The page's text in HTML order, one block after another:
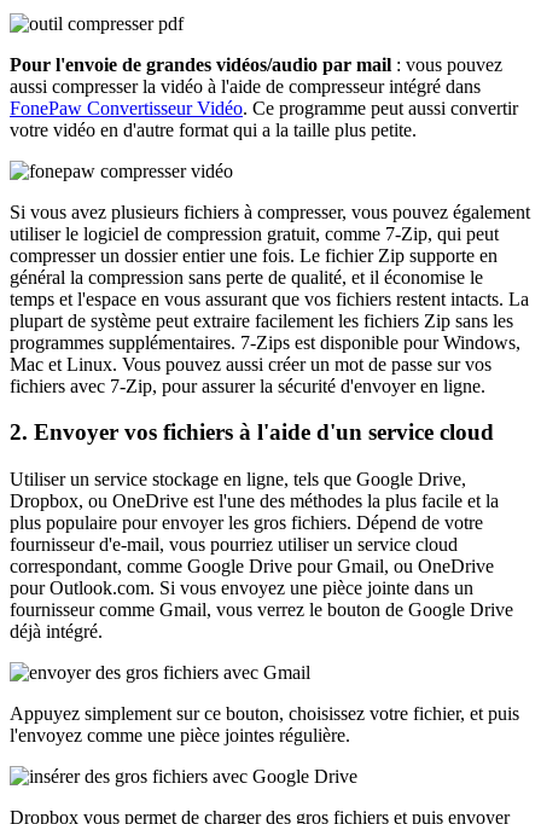
Pour l'envoie de grandes vidéos/audio par mail : vous pouvez
aussi compresser la vidéo à l'aide de compresseur intégré dans
FonePaw Convertisseur Vidéo. Ce programme peut aussi convertir
votre vidéo en d'autre format qui a la taille plus petite.
Si vous avez plusieurs fichiers à compresser, vous pouvez également
utiliser le logiciel de compression gratuit, comme 7-Zip, qui peut
compresser un dossier entier une fois. Le fichier Zip supporte en
général la compression sans perte de qualité, et il économise le
temps et l'espace en vous assurant que vos fichiers restent intacts. La
plupart de système peut extraire facilement les fichiers Zip sans les
programmes supplémentaires. 7-Zips est disponible pour Windows,
Mac et Linux. Vous pouvez aussi créer un mot de passe sur vos
fichiers avec 7-Zip, pour assurer la sécurité d'envoyer en ligne.
2. Envoyer vos fichiers à l'aide d'un service cloud
Utiliser un service stockage en ligne, tels que Google Drive,
Dropbox, ou OneDrive est l'une des méthodes la plus facile et la
plus populaire pour envoyer les gros fichiers. Dépend de votre
fournisseur d'e-mail, vous pourriez utiliser un service cloud
correspondant, comme Google Drive pour Gmail, ou OneDrive
pour Outlook.com. Si vous envoyez une pièce jointe dans un
fournisseur comme Gmail, vous verrez le bouton de Google Drive
déjà intégré.
Appuyez simplement sur ce bouton, choisissez votre fichier, et puis
l'envoyez comme une pièce jointes régulière.
Dropbox vous permet de charger des gros fichiers et puis envoyer